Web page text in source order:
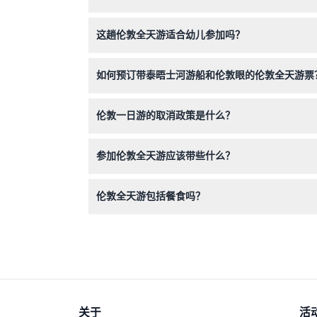
这趟伦敦全天游适合幼儿参加吗？
如何预订带泰晤士河游船和伦敦眼的伦敦全天游票
伦敦一日游的取消政策是什么？
参加伦敦全天游应该带些什么？
伦敦全天游包括餐食吗？
关于 活